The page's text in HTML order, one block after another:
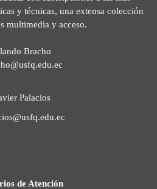
y técnicas, una extensa colección
multimedia y acceso.
Bracho
Palacios
de Atención